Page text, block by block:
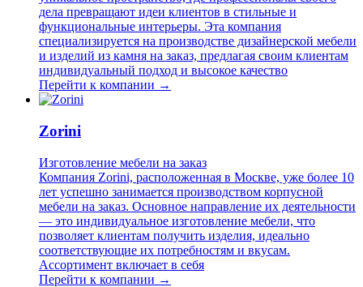
дела превращают идеи клиентов в стильные и
функциональные интерьеры. Эта компания
специализируется на производстве дизайнерской мебели
и изделий из камня на заказ, предлагая своим клиентам
индивидуальный подход и высокое качество
Перейти к компании →
Zorini
Изготовление мебели на заказ
Компания Zorini, расположенная в Москве, уже более 10
лет успешно занимается производством корпусной
мебели на заказ. Основное направление их деятельности
— это индивидуальное изготовление мебели, что
позволяет клиентам получить изделия, идеально
соответствующие их потребностям и вкусам.
Ассортимент включает в себя
Перейти к компании →